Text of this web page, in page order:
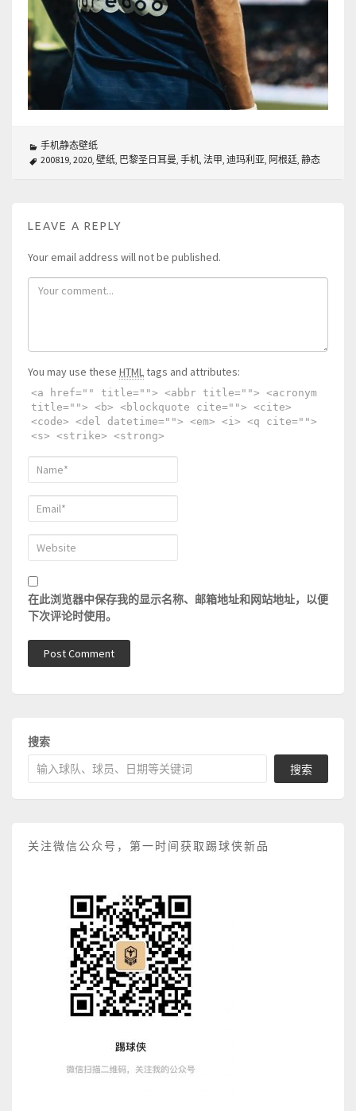
手机静态壁纸
200819, 2020, 壁纸, 巴黎圣日耳曼, 手机, 法甲, 迪玛利亚, 阿根廷, 静态
LEAVE A REPLY
Your email address will not be published.
You may use these HTMLtags and attributes:
<a href="" title=""> <abbr title=""> <acronym
title=""> <b> <blockquote cite=""> <cite>
<code> <del datetime=""> <em> <i> <q cite="">
<s> <strike> <strong>
在此浏览器中保存我的显示名称、邮箱地址和网站地址，以便
下次评论时使用。
搜索
搜索
关注微信公众号，第一时间获取踢球侠新品